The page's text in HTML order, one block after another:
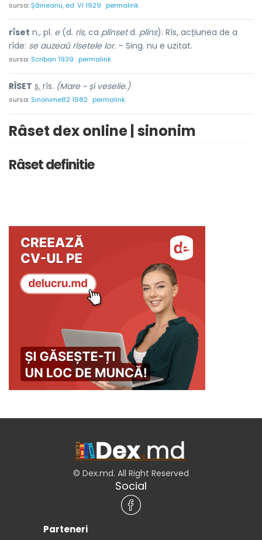
sursa:Șăineanu, ed. VI 1929 permalink
rî́set n., pl. e(d. rîs, ca plînsetd. plîns). Rîs, acțiunea de a
rîde: se auzeaŭ rîsetele lor. – Sing. nu e uzitat.
sursa: Scriban 1939 permalink
RÎSET s. rîs. (Mare ~ și veselie.)
sursa: Sinonime82 1982 permalink
Râset dex online | sinonim
Râset definitie
© Dex.md. All Right Reserved
Social
Parteneri